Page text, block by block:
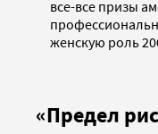
все-все призы
женскую роль
«Предел